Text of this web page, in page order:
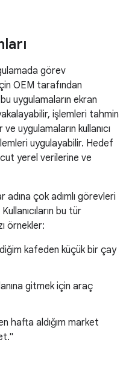
görev
OEM tarafından
uygulamaların ekran
işlemleri tahmin
uygulamaların kullanıcı
uygulayabilir. Hedef
yerel verilerine ve
adına çok adımlı görevleri
bu tür
örnekler:
kafeden küçük bir çay
gitmek için araç
hafta aldığım market